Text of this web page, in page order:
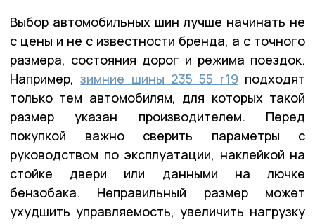
Выбор автомобильных шин лучше начинать не
с цены и не с известности бренда, а с точного
размера, состояния дорог и режима поездок.
Например,зимние шины 235 55 r19 подходят
только тем автомобилям, для которых такой
размер указан производителем. Перед
покупкой важно сверить параметры с
руководством по эксплуатации, наклейкой на
стойке двери или данными на лючке
бензобака. Неправильный размер может
ухудшить управляемость, увеличить нагрузку